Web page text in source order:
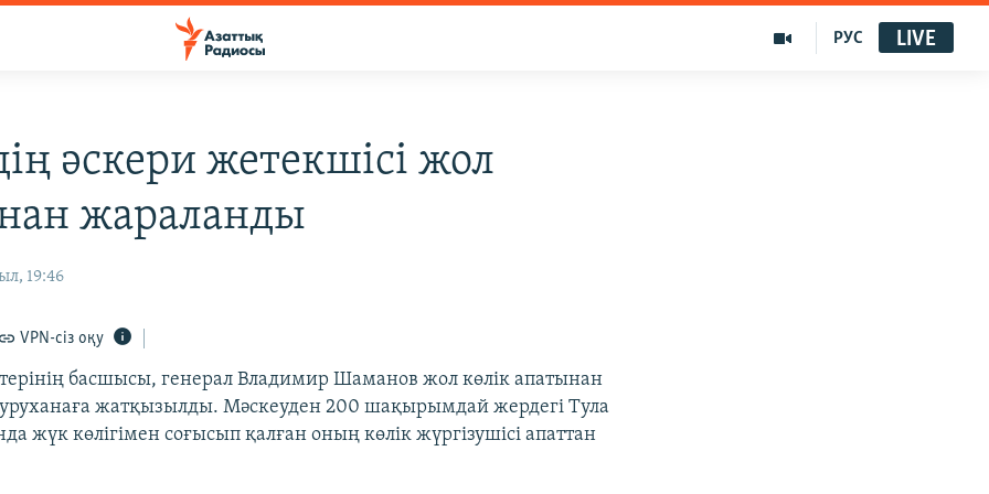
РУС LIVE
әскери жетекшісі жол
жараланды
19:46
VPN-сіз оқу
басшысы, генерал Владимир Шаманов жол көлік апатынан
жатқызылды. Мәскеуден 200 шақырымдай жердегі Тула
жүк көлігімен соғысып қалған оның көлік жүргізушісі апаттан